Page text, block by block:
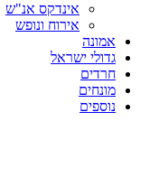
אינדקס אנ"ש
אירוח ונופש
אמונה
גדולי ישראל
חרדים
מונחים
נוספים